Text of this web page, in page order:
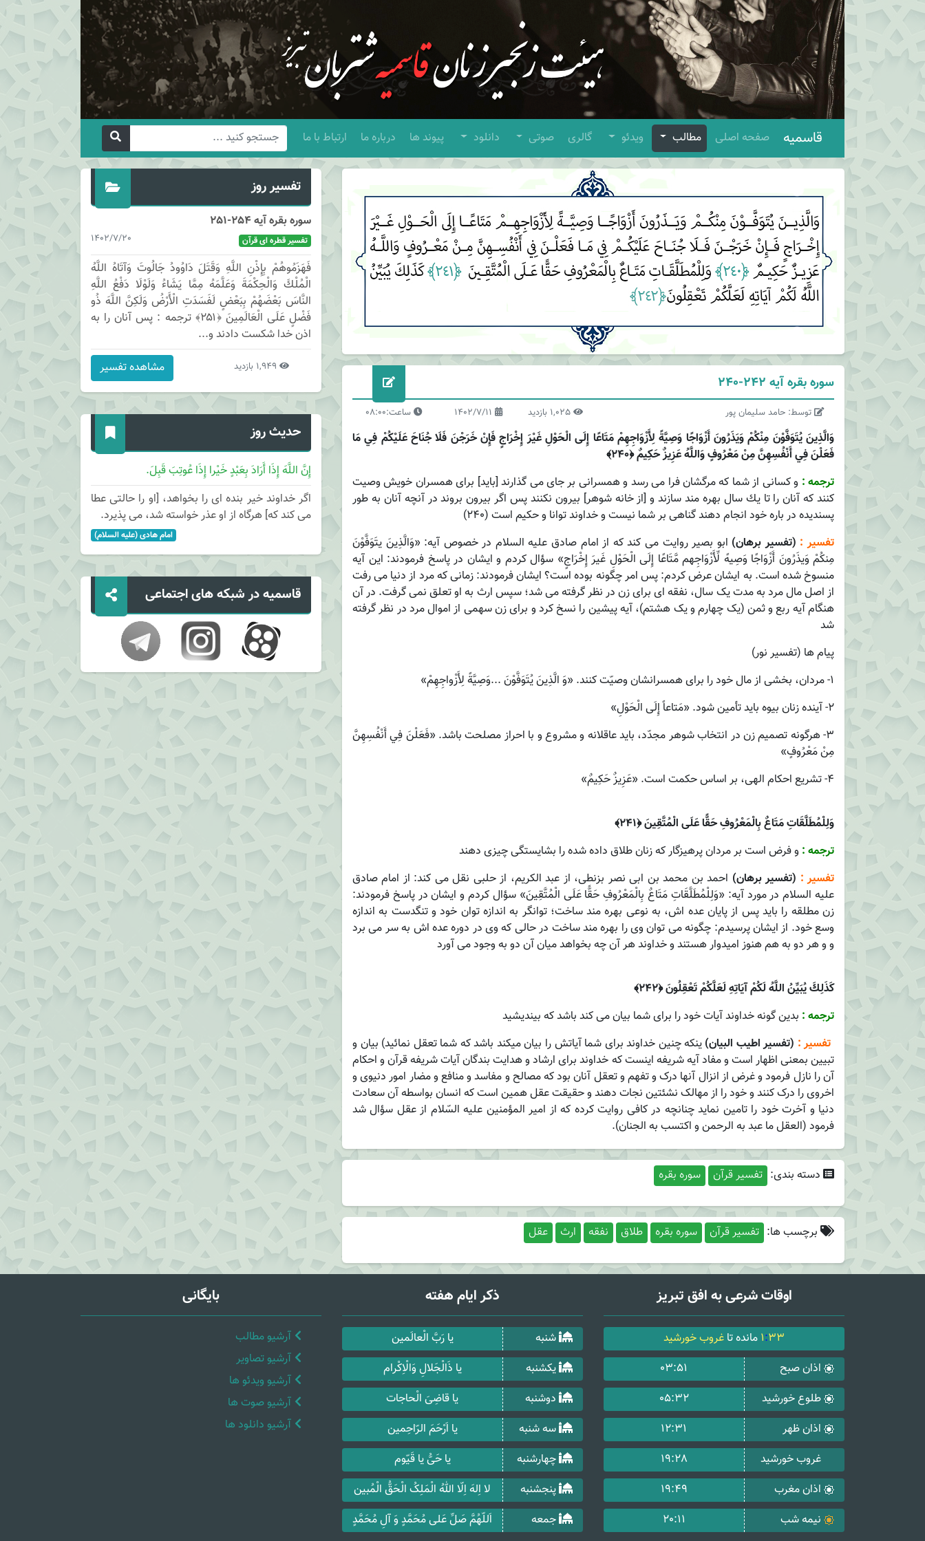
قاسمیه صفحه اصلی مطالب ویدئو گالری صوتی دانلود پیوند ها درباره ما ارتباط با ما
سوره بقره آیه 242-240
توسط: حامد سلیمان پور 1402/7/11 ساعت:08:00
وَالَّذِينَ يُتَوَفَّوْنَ مِنْكُمْ وَيَذَرُونَ أَزْوَاجًا وَصِيَّةً لِأَزْوَاجِهِمْ مَتَاعًا إِلَى الْحَوْلِ غَيْرَ إِخْرَاجٍ فَإِنْ خَرَجْنَ فَلَا جُنَاحَ عَلَيْكُمْ فِي مَا
فَعَلْنَ فِي أَنْفُسِهِنَّ مِنْ مَعْرُوفٍ وَاللَّهُ عَزِيزٌ حَكِيمٌ ﴿۲۴۰﴾
ترجمه : و كسانى از شما كه مرگشان فرا مى ‏رسد و همسرانى بر جاى مى‏ گذارند [بايد] براى همسران خويش وصيت
كنند كه آنان را تا يك سال بهره‏ مند سازند و [از خانه شوهر] بيرون نكنند پس اگر بيرون بروند در آنچه آنان به طور
پسنديده در باره خود انجام دهند گناهى بر شما نيست و خداوند توانا و حكيم است (۲۴۰)
تفسیر : (تفسیر برهان) ابو بصیر روایت می کند که از امام صادق علیه السلام در خصوص آیه: «وَالَّذِینَ یتَوَفَّوْنَ
مِنکُمْ وَیذَرُونَ أَزْوَاجًا وَصِیهً لِّأَزْوَاجِهم مَّتَاعًا إِلَی الْحَوْلِ غَیرَ إِخْرَاجٍ» سؤال کردم و ایشان در پاسخ فرمودند: این آیه
منسوخ شده است. به ایشان عرض کردم: پس امر چگونه بوده است؟ ایشان فرمودند: زمانی که مرد از دنیا می رفت
از اصل مال مرد به مدت یک سال، نفقه ای برای زن در نظر گرفته می شد؛ سپس ارث به او تعلق نمی گرفت. در آن
هنگام آیه ربع و ثمن (یک چهارم و یک هشتم)، آیه پیشین را نسخ کرد و برای زن سهمی از اموال مرد در نظر گرفته
شد
پیام ها (تفسیر نور)
1- مردان، بخشى از مال خود را براى همسرانشان وصيّت كنند. «وَ الَّذِينَ يُتَوَفَّوْنَ ...وَصِيَّةً لِأَزْواجِهِمْ»
2- آينده زنان بيوه بايد تأمين شود. «مَتاعاً إِلَى الْحَوْلِ»
3- هرگونه تصميم زن در انتخاب شوهر مجدّد، بايد عاقلانه و مشروع و با احراز مصلحت باشد. «فَعَلْنَ فِي أَنْفُسِهِنَّ
مِنْ مَعْرُوفٍ»
4- تشريع احكام الهى، بر اساس حكمت است. «عَزِيزٌ حَكِيمٌ»
وَلِلْمُطَلَّقَاتِ مَتَاعٌ بِالْمَعْرُوفِ حَقًّا عَلَى الْمُتَّقِينَ ﴿۲۴۱﴾
ترجمه : و فرض است بر مردان پرهيزگار كه زنان طلاق داده شده را بشايستگى چيزى دهند
تفسیر : (تفسیر برهان) احمد بن محمد بن ابی نصر بزنطی، از عبد الکریم، از حلبی نقل می کند: از امام صادق
علیه السلام در مورد آیه: «وَلِلْمُطَلَّقَاتِ مَتَاعٌ بِالْمَعْرُوفِ حَقًّا عَلَی الْمُتَّقِینَ» سؤال کردم و ایشان در پاسخ فرمودند:
زن مطلقه را باید پس از پایان عده اش، به نوعی بهره مند ساخت؛ توانگر به اندازه توان خود و تنگدست به اندازه
وسع خود. از ایشان پرسیدم: چگونه می توان وی را بهره مند ساخت در حالی که وی در دوره عده اش به سر می برد
و و هر دو به هم هنوز امیدوار هستند و خداوند هر آن چه بخواهد میان آن دو به وجود می آورد
كَذَلِكَ يُبَيِّنُ اللَّهُ لَكُمْ آيَاتِهِ لَعَلَّكُمْ تَعْقِلُونَ ﴿۲۴۲﴾
ترجمه : بدين گونه خداوند آيات خود را براى شما بيان مى ‏كند باشد كه بينديشيد
تفسیر : (تفسیر اطیب البیان)ینکه‌ چنین‌ خداوند ‌برای‌ ‌شما‌ آیاتش‌ ‌را‌ بیان‌ میکند ‌باشد‌ ‌که‌ ‌شما‌ تعقل‌ نمائید) بیان‌ و
تبیین‌ بمعنی‌ اظهار ‌است‌ و مفاد ‌آیه‌ شریفه‌ اینست‌ ‌که‌ خداوند ‌برای‌ ارشاد و هدایت‌ بندگان‌ آیات‌ شریفه‌ قرآن‌ و احکام‌
‌آن‌ ‌را‌ نازل‌ فرمود و غرض‌ ‌از‌ انزال‌ ‌آنها‌ درک‌ و تفهم‌ و تعقل‌ آنان‌ ‌بود‌ ‌که‌ مصالح‌ و مفاسد و منافع‌ و مضار امور دنیوی‌ و
اخروی‌ ‌را‌ درک‌ کنند و ‌خود‌ ‌را‌ ‌از‌ مهالک‌ نشئتین‌ نجات‌ دهند و حقیقت‌ عقل‌ همین‌ ‌است‌ ‌که‌ انسان‌ بواسطه‌ ‌آن‌ سعادت‌
دنیا و آخرت‌ ‌خود‌ ‌را‌ تامین‌ نماید چنانچه‌ ‌در‌ کافی‌ روایت‌ کرده‌ ‌که‌ ‌از‌ امیر المؤمنین‌ ‌علیه‌ السّلام‌ ‌از‌ عقل‌ سؤال‌ شد
فرمود (العقل‌ ‌ما ‌عبد‌ ‌به‌ الرحمن‌ و اکتسب‌ ‌به‌ الجنان‌).
دسته بندی: تفسیر قرآن سوره بقره
برچسب ها: تفسیر قرآن سوره بقره طلاق نفقه ارث عقل
تفسیر روز
سوره بقره آیه 254-251
1402/7/20 تفسیر قطره ای قرآن
فَهَزَمُوهُمْ بِإِذْنِ اللَّهِ وَقَتَلَ دَاوُودُ جَالُوتَ وَآتَاهُ اللَّهُ
الْمُلْكَ وَالْحِكْمَةَ وَعَلَّمَهُ مِمَّا يَشَاءُ وَلَوْلَا دَفْعُ اللَّهِ
النَّاسَ بَعْضَهُمْ بِبَعْضٍ لَفَسَدَتِ الْأَرْضُ وَلَكِنَّ اللَّهَ ذُو
فَضْلٍ عَلَى الْعَالَمِينَ ﴿۲۵۱﴾ ترجمه : پس آنان را به
اذن خدا شكست دادند و...
مشاهده تفسیر
حدیث روز
إِنَّ اللَّهَ إِذَا أَرَادَ بِعَبْدٍ خَیْرا إِذَا عُوتِبَ قَبِلَ.
اگر خداوند خیر بنده ای را بخواهد، [او را حالتی عطا
می کند که] هرگاه از او عذر خواسته شد، می پذیرد.
امام هادی (علیه السلام)
قاسمیه در شبکه های اجتماعی
اوقات شرعی به افق تبریز
1:33 مانده تا غروب خورشید
اذان صبح
03:51
طلوع خورشید
05:32
اذان ظهر
12:31
غروب خورشید
19:28
اذان مغرب
19:49
نیمه شب
20:11
ذکر ایام هفته
شنبه
یا رَبَّ الْعالَمین
یکشنبه
یا ذَالْجَلالِ وَالْاِکْرام
دوشنبه
یا قاضِیَ الْحاجات
سه شنبه
یا اَرْحَمَ الرّاحِمین
چهارشنبه
یا حَیُّ یا قَیّوم
پنجشنبه
لا اِلهَ اِلّا اللهُ الْمَلِکُ الْحَقُّ الْمُبین
جمعه
اَللّهُمَّ صَلِّ عَلی مُحَمَّدٍ وَ آلِ مُحَمَّدٍ
بایگانی
آرشیو مطالب
آرشیو تصاویر
آرشیو ویدئو ها
آرشیو صوت ها
آرشیو دانلود ها